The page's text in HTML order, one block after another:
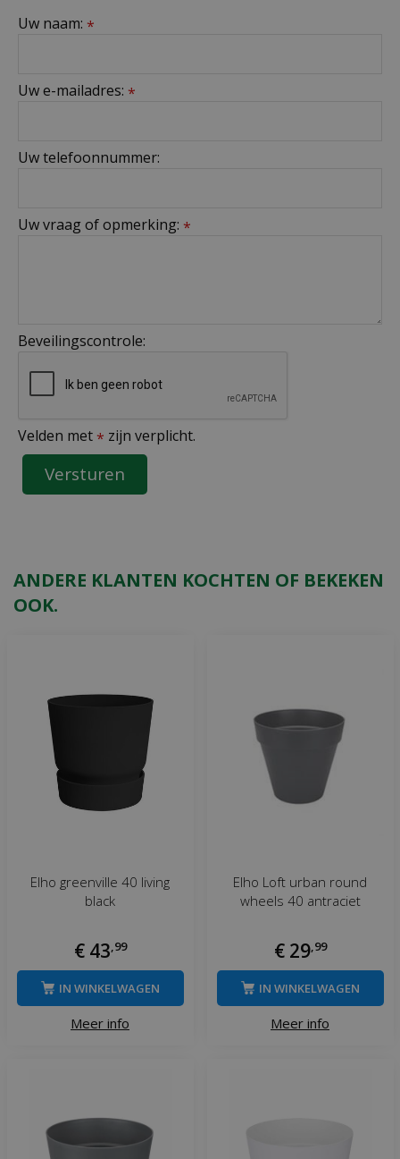
Uw naam: *
Uw e-mailadres: *
Uw telefoonnummer:
Uw vraag of opmerking: *
Beveilingscontrole:
Velden met * zijn verplicht.
ANDERE KLANTEN KOCHTEN OF BEKEKEN
OOK.
Elho greenville 40 living
black
€ 43 99
Meer info
IN WINKELWAGEN
Elho Loft urban round
wheels 40 antraciet
€ 29, 99
Meer info
IN WINKELWAGEN